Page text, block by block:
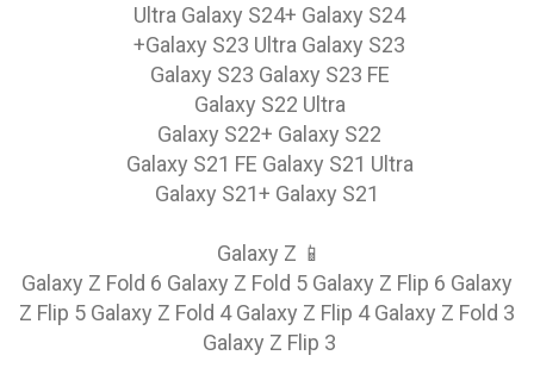
Ultra Galaxy S24+ Galaxy S24
Galaxy S23 Ultra Galaxy S23+
Galaxy S23 Galaxy S23 FE
Galaxy S22 Ultra
Galaxy S22+ Galaxy S22
Galaxy S21 FE Galaxy S21 Ultra
📱 Galaxy Z
Galaxy Z Fold 6 Galaxy Z Fold 5 Galaxy Z Flip 6 Galaxy
Z Flip 5 Galaxy Z Fold 4 Galaxy Z Flip 4 Galaxy Z Fold 3
Galaxy Z Flip 3